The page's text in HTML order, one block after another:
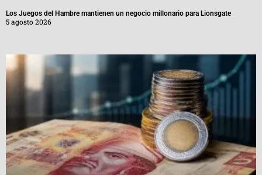
Los Juegos del Hambre mantienen un negocio millonario para Lionsgate
5 agosto 2026